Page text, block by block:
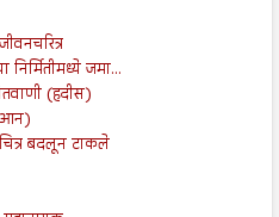
निर्मितीमध्ये जमा...
(हदीस)
बदलून टाकले